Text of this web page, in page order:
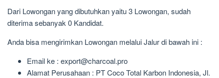
Dari Lowongan yang dibutuhkan yaitu 3 Lowongan, sudah
diterima sebanyak 0 Kandidat.
Anda bisa mengirimkan Lowongan melalui Jalur di bawah ini :
Email ke : export@charcoal.pro
Alamat Perusahaan : PT Coco Total Karbon Indonesia, Jl.